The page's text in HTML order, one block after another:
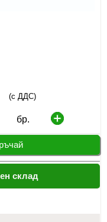
(с ДДС)
бр.
склад